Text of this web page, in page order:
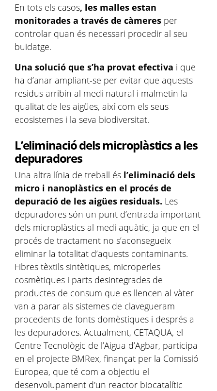
En tots els casos, les malles estan
monitorades a través de càmeres per
controlar quan és necessari procedir al seu
buidatge.
Una solució que s’ha provat efectiva i que
ha d’anar ampliant-se per evitar que aquests
residus arribin al medi natural i malmetin la
qualitat de les aigües, així com els seus
ecosistemes i la seva biodiversitat.
L’eliminació dels microplàstics a les
depuradores
Una altra línia de treball és l’eliminació dels
micro i nanoplàstics en el procés de
depuració de les aigües residuals. Les
depuradores són un punt d’entrada important
dels microplàstics al medi aquàtic, ja que en el
procés de tractament no s’aconsegueix
eliminar la totalitat d’aquests contaminants.
Fibres tèxtils sintètiques, microperles
cosmètiques i parts desintegrades de
productes de consum que es llencen al vàter
van a parar als sistemes de clavegueram
procedents de fonts domèstiques i després a
les depuradores. Actualment, CETAQUA, el
Centre Tecnològic de l’Aigua d’Agbar, participa
en el projecte BMRex, finançat per la Comissió
Europea, que té com a objectiu el
desenvolupament d'un reactor biocatalític